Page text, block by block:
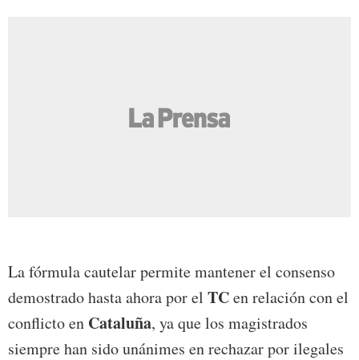
La fórmula cautelar permite mantener el consenso
demostrado hasta ahora por el TCen relación con el
conflicto en Cataluña, ya que los magistrados
siempre han sido unánimes en rechazar por ilegales